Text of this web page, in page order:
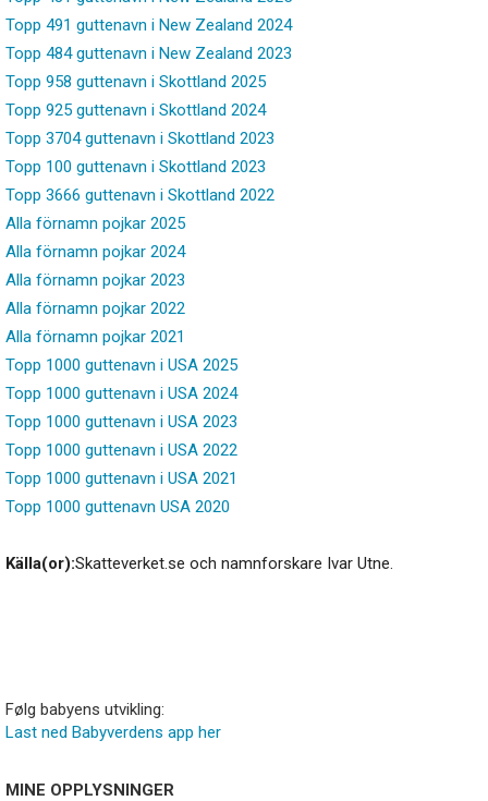
Topp 491 guttenavn i New Zealand 2024
Topp 484 guttenavn i New Zealand 2023
Topp 958 guttenavn i Skottland 2025
Topp 925 guttenavn i Skottland 2024
Topp 3704 guttenavn i Skottland 2023
Topp 100 guttenavn i Skottland 2023
Topp 3666 guttenavn i Skottland 2022
Alla förnamn pojkar 2025
Alla förnamn pojkar 2024
Alla förnamn pojkar 2023
Alla förnamn pojkar 2022
Alla förnamn pojkar 2021
Topp 1000 guttenavn i USA 2025
Topp 1000 guttenavn i USA 2024
Topp 1000 guttenavn i USA 2023
Topp 1000 guttenavn i USA 2022
Topp 1000 guttenavn i USA 2021
Topp 1000 guttenavn USA 2020
Källa(or):Skatteverket.se och namnforskare Ivar Utne.
Følg babyens utvikling:
Last ned Babyverdens app her
MINE OPPLYSNINGER